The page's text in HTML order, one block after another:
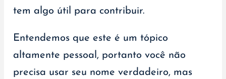
tem algo útil para contribuir.
Entendemos que este é um tópico
altamente pessoal, portanto você não
precisa usar seu nome verdadeiro, mas